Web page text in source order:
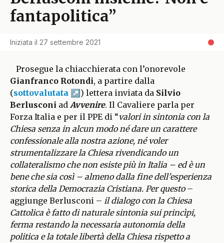
fantapolitica”
Iniziata il 27 settembre 2021
Prosegue la chiacchierata con l’onorevole
Gianfranco Rotondi, a partire dalla
(sottovalutata ) lettera inviata da Silvio
Berlusconi ad Avvenire. Il Cavaliere parla per
Forza Italia e per il PPE di “valori in sintonia con la
Chiesa senza in alcun modo né dare un carattere
confessionale alla nostra azione, né voler
strumentalizzare la Chiesa rivendicando un
collateralismo che non esiste più in Italia – ed è un
bene che sia così – almeno dalla fine dell’esperienza
storica della Democrazia Cristiana. Per questo–
aggiunge Berlusconi – il dialogo con la Chiesa
Cattolica è fatto di naturale sintonia sui princìpi,
ferma restando la necessaria autonomia della
politica e la totale libertà della Chiesa rispetto a